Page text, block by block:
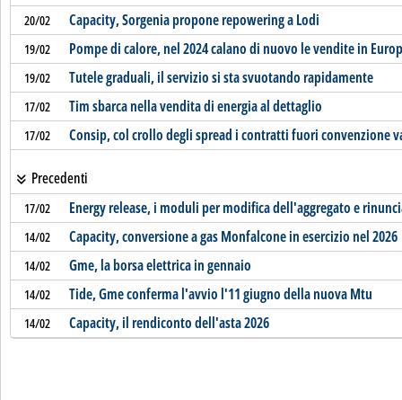
20/02 Capacity, Sorgenia propone repowering a Lodi
19/02 Pompe di calore, nel 2024 calano di nuovo le vendite in
19/02 Tutele graduali, il servizio si sta svuotando rapidamente
17/02 Tim sbarca nella vendita di energia al dettaglio
17/02 Consip, col crollo degli spread i contratti fuori convenzione
Precedenti
17/02 Energy release, i moduli per modifica dell'aggregato e
14/02 Capacity, conversione a gas Monfalcone in esercizio nel 2026
14/02 Gme, la borsa elettrica in gennaio
14/02 Tide, Gme conferma l'avvio l'11 giugno della nuova Mtu
14/02 Capacity, il rendiconto dell'asta 2026